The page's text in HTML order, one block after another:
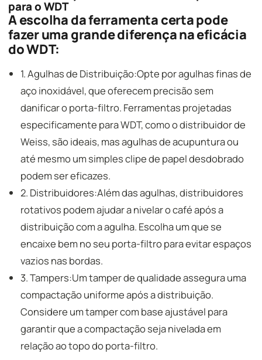
para o WDT
A escolha da ferramenta certa pode
fazer uma grande diferença na eficácia
do WDT:
1. Agulhas de Distribuição:Opte por agulhas finas de
aço inoxidável, que oferecem precisão sem
danificar o porta-filtro. Ferramentas projetadas
especificamente para WDT, como o distribuidor de
Weiss, são ideais, mas agulhas de acupuntura ou
até mesmo um simples clipe de papel desdobrado
podem ser eficazes.
2. Distribuidores:Além das agulhas, distribuidores
rotativos podem ajudar a nivelar o café após a
distribuição com a agulha. Escolha um que se
encaixe bem no seu porta-filtro para evitar espaços
vazios nas bordas.
3. Tampers:Um tamper de qualidade assegura uma
compactação uniforme após a distribuição.
Considere um tamper com base ajustável para
garantir que a compactação seja nivelada em
relação ao topo do porta-filtro.